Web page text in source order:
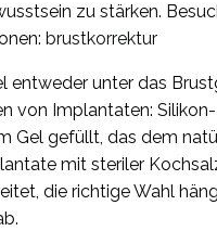
zu stärken.
brustkorrektur
entweder unter das
von Implantaten:
Gel gefüllt, das dem
mit steriler
die richtige Wahl